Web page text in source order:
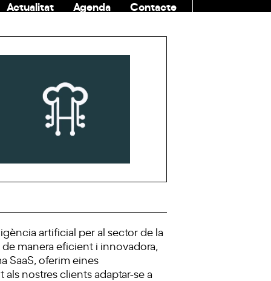
Actualitat Agenda
Contacte
artificial per al sector de la
manera eficient i innovadora,
SaaS, oferim eines
nostres clients adaptar-se a